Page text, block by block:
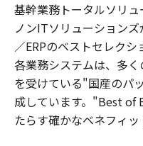
基幹業務トータルソリ
ノンITソリューション
／ERPのベストセレクシ
各業務システムは、多
を受けている"国産のパ
成しています。"Best of
たらす確かなベネフィ